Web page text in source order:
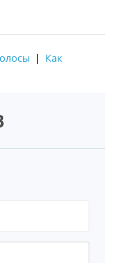
| Как